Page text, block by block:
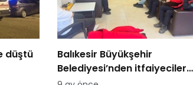
düştü
Balıkesir Büyükşehir
Belediyesi’nden itfaiyecilere